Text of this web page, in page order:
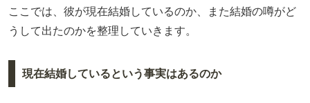
ここでは、彼が現在結婚しているのか、また結婚の噂がど
うして出たのかを整理していきます。
現在結婚しているという事実はあるのか